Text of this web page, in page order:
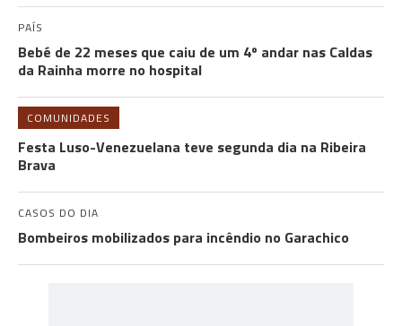
PAÍS
Bebé de 22 meses que caiu de um 4º andar nas Caldas
da Rainha morre no hospital
COMUNIDADES
Festa Luso-Venezuelana teve segunda dia na Ribeira
Brava
CASOS DO DIA
Bombeiros mobilizados para incêndio no Garachico